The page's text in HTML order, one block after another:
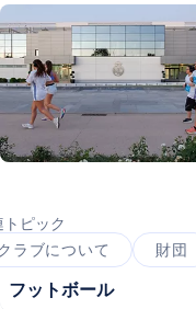
トピック
ラブについて
財団
フットボール